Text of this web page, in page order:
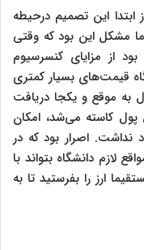
این تصمیم درحیطه
مشکل این بود که وقتی
از مزایای کنسرسیوم
قیمت‌های بسیار کمتری
به موقع و یکجا دریافت
پول کاسته می‌شد، امکان
نداشت. اصرار بود که در
لازم دانشگاه بتواند با
ارز را بفرستید تا به